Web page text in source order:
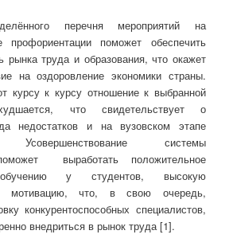
перечня мероприятий на
профориентации поможет обеспечить
рынка труда и образования, что окажет
на оздоровление экономики страны.
курсу к курсу отношение к выбранной
что свидетельствует о
недостатков и на вузовском этапе
Усовершенствование системы
выработать положительное
у студентов, высокую
мотивацию, что, в свою очередь,
конкурентоспособных специалистов,
внедриться в рынок труда [1].